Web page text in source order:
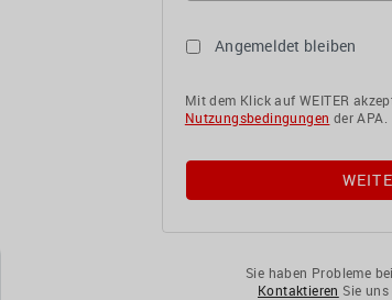
Angemeldet bleiben
Mit dem Klick auf WEITER
Nutzungsbedingungen der APA.
Sie haben Probleme
Kontaktieren Sie